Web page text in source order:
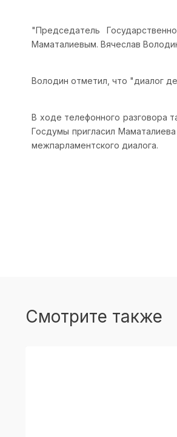
"Председатель
Маматалиевым. Вячеслав
Володин отметил, что "диалог
В ходе телефонного разговора
Госдумы пригласил
межпарламентского диалога.
Смотрите также